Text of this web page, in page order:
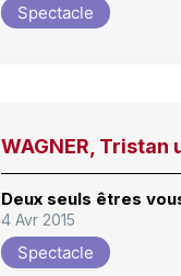
Spectacle
WAGNER,
Deux seuls êtres
4 Avr 2015
Spectacle